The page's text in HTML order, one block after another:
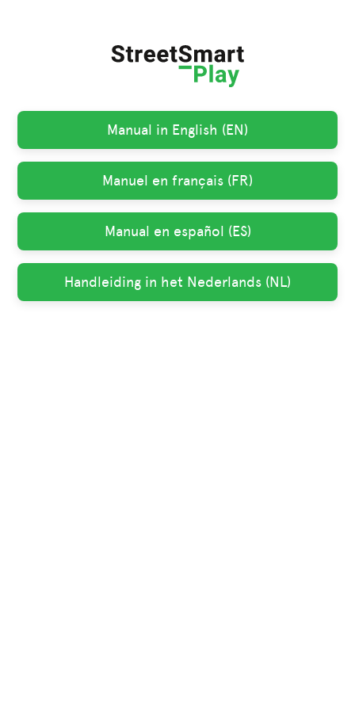
Manual in English (EN)
Manuel en français (FR)
Manual en español (ES)
Handleiding in het Nederlands (NL)